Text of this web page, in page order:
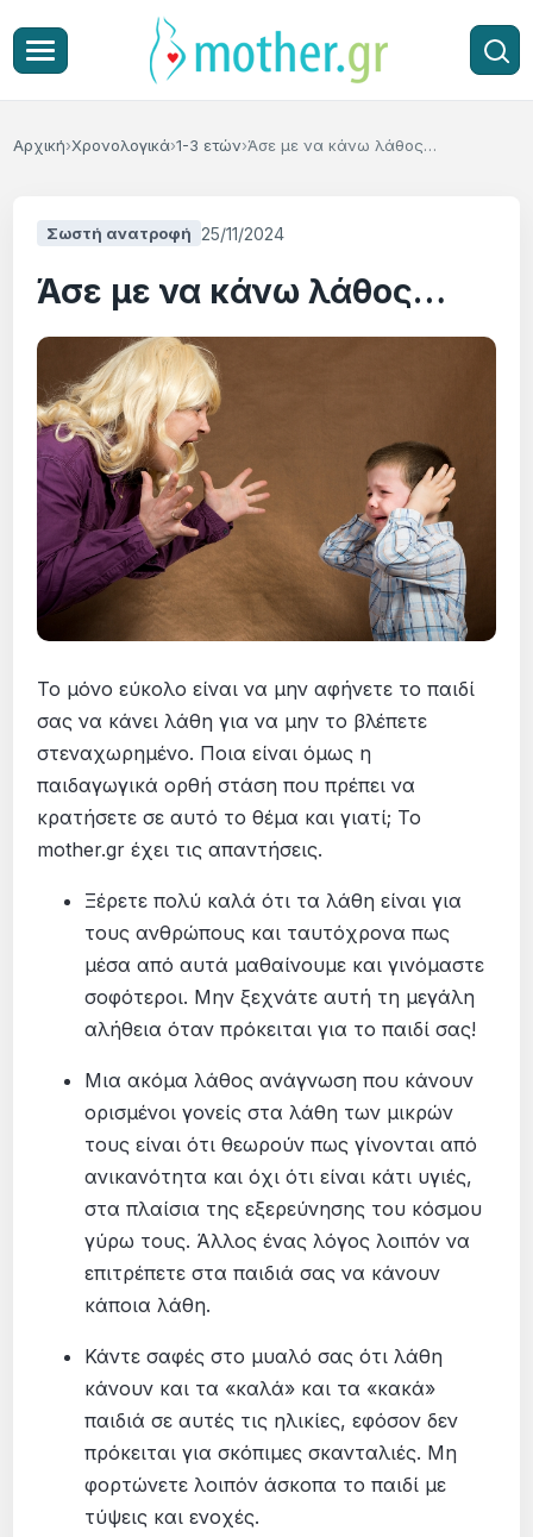
Αρχική Χρονολογικά 1-3 ετών Άσε με να κάνω λάθος…
Σωστή ανατροφή 25/11/2024
Άσε με να κάνω λάθος…
Το μόνο εύκολο είναι να μην αφήνετε το παιδί
σας να κάνει λάθη για να μην το βλέπετε
στεναχωρημένο. Ποια είναι όμως η
παιδαγωγικά ορθή στάση που πρέπει να
κρατήσετε σε αυτό το θέμα και γιατί; Το
mother.gr έχει τις απαντήσεις.
Ξέρετε πολύ καλά ότι τα λάθη είναι για
τους ανθρώπους και ταυτόχρονα πως
μέσα από αυτά μαθαίνουμε και γινόμαστε
σοφότεροι. Μην ξεχνάτε αυτή τη μεγάλη
αλήθεια όταν πρόκειται για το παιδί σας!
Μια ακόμα λάθος ανάγνωση που κάνουν
ορισμένοι γονείς στα λάθη των μικρών
τους είναι ότι θεωρούν πως γίνονται από
ανικανότητα και όχι ότι είναι κάτι υγιές,
στα πλαίσια της εξερεύνησης του κόσμου
γύρω τους. Άλλος ένας λόγος λοιπόν να
επιτρέπετε στα παιδιά σας να κάνουν
κάποια λάθη.
Κάντε σαφές στο μυαλό σας ότι λάθη
κάνουν και τα «καλά» και τα «κακά»
παιδιά σε αυτές τις ηλικίες, εφόσον δεν
πρόκειται για σκόπιμες σκανταλιές. Μη
φορτώνετε λοιπόν άσκοπα το παιδί με
τύψεις και ενοχές.